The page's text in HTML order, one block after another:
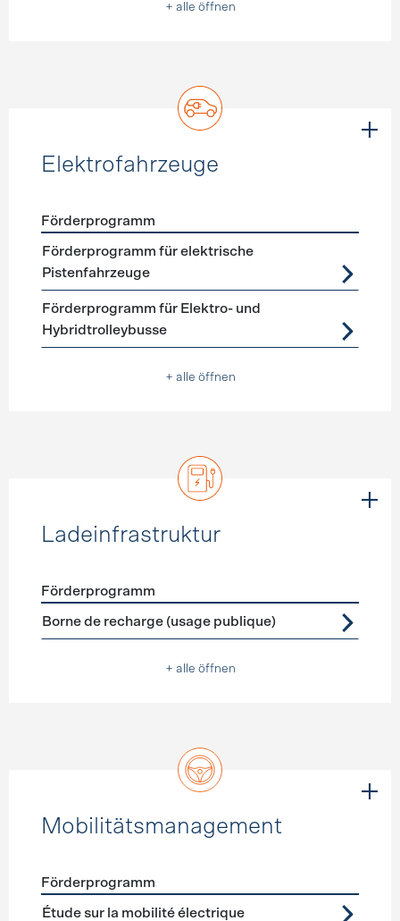
+ alle öffnen
Elektrofahrzeuge
Förderprogramme Elektrofahrzeuge
Förderprogramm
Förderprogramm für elektrische
Pistenfahrzeuge
Förderprogramm für Elektro- und
Hybridtrolleybusse
+ alle öffnen
Ladeinfrastruktur
Förderprogramme Ladeinfrastruktur
Förderprogramm
Borne de recharge (usage publique)
+ alle öffnen
Mobilitätsmanagement
Förderprogramme Mobilitätsmanagement
Förderprogramm
Étude sur la mobilité électrique